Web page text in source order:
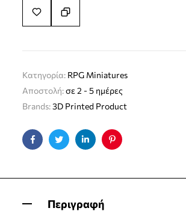
Κατηγορία: RPG Miniatures
Αποστολή:σε 2 - 5 ημέρες
Brands:3D Printed Product
FacebookTwitterLinkedinPinterest
Περιγραφή